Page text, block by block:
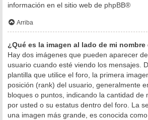
información en el sitio web de phpBB®
Arriba
¿Qué es la imagen al lado de mi
Hay dos imágenes que pueden aparecer
usuario cuando esté viendo los mensajes.
plantilla que utilice el foro, la primera
posición (rank) del usuario, generalmente
bloques o puntos, indicando la cantidad de
por usted o su estatus dentro del foro. La
una imagen más grande, es conocida